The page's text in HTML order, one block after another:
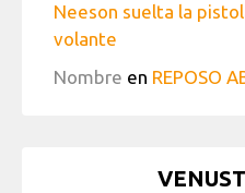
Neeson suelta la
volante
Nombre en REPOSO